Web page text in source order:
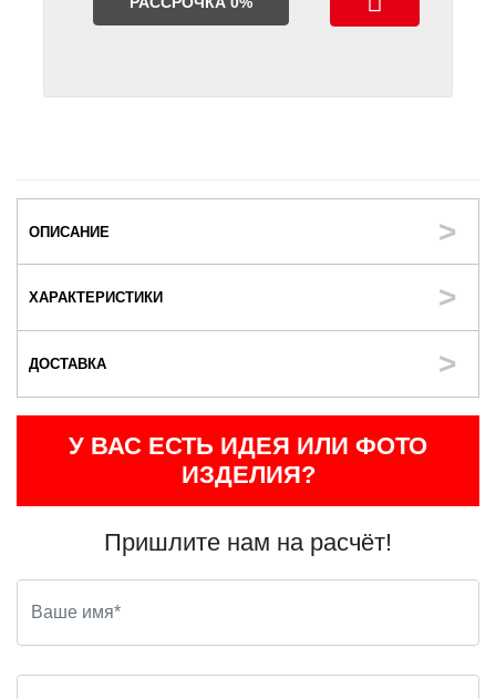
ОПИСАНИЕ
ХАРАКТЕРИСТИКИ
ДОСТАВКА
У ВАС ЕСТЬ ИДЕЯ ИЛИ ФОТО
ИЗДЕЛИЯ?
Пришлите нам на расчёт!